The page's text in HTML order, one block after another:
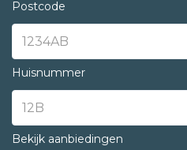
Postcode
Huisnummer
Bekijk aanbiedingen